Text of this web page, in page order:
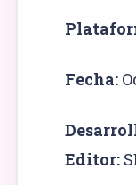
Fecha:
Editor: